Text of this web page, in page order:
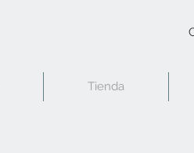
Tienda